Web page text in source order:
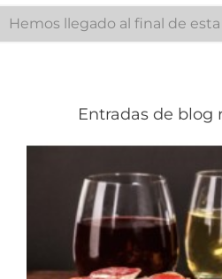
Hemos llegado al final de
Entradas de blog